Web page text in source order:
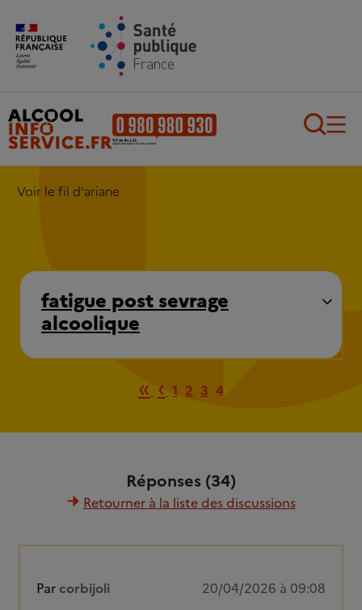
Aller au contenu principal
Voir le fil d'ariane
fatigue post sevrage
alcoolique
Première page
« Page précédente
‹ 1 2 3 4
Réponses (34)
Retourner à la liste des discussions
Par corbijoli 20/04/2026 à 09:08